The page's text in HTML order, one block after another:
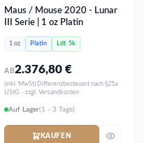
Maus / Mouse 2020 - Lunar
III Serie | 1 oz Platin
1 oz Platin Ldt. 5k
AB2.376,80€
(inkl. MwSt) Differenzbesteuert nach §25a
UStG. · zzgl. Versandkosten
Auf Lager(1 - 3 Tage)
KAUFEN